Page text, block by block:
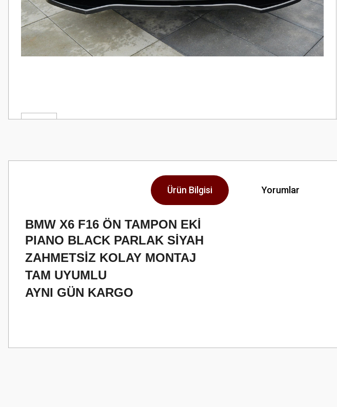
Ürün Bilgisi Yorumlar
BMW X6 F16 ÖN TAMPON EKİ
PIANO BLACK PARLAK SİYAH
ZAHMETSİZ KOLAY MONTAJ
TAM UYUMLU
AYNI GÜN KARGO